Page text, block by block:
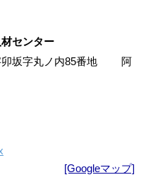
センター
卯坂字丸ノ内85番地 阿
[Googleマップ]